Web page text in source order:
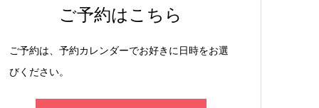
ご予約はこちら
ご予約は、予約カレンダーでお好きに日時をお選
びください。